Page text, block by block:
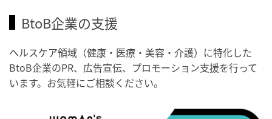
・世界アルツハイマー月間
・健康増進普及月間
・歯ヂカラ探究月間
・職場の健康診断実施強化月間
・世界性の健康デー
BtoB企業の支援
ヘルスケア領域（健康・医療・美容・介護）に特化した
BtoB企業のPR、広告宣伝、プロモーション支援を行って
います。お気軽にご相談ください。